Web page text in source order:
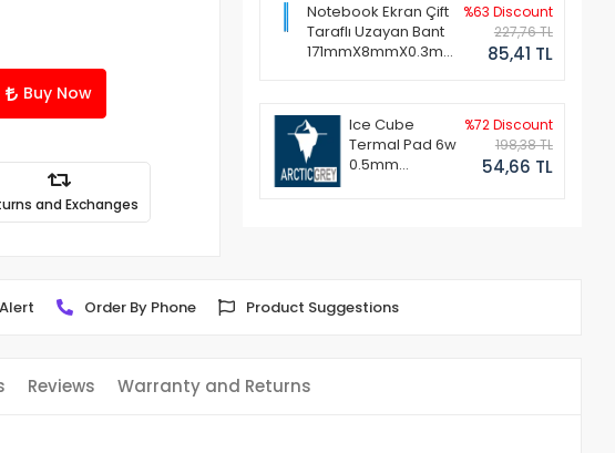
Buy Now
and Exchanges
Notebook Ekran Çift
Taraflı Uzayan Bant
171mmX8mmX0.3mm
%63 Discount
227,76 TL
85,41 TL
Ice Cube
Termal Pad 6w
0.5mm
%72 Discount
198,38 TL
54,66 TL
Order By Phone Product Suggestions
Reviews Warranty and Returns